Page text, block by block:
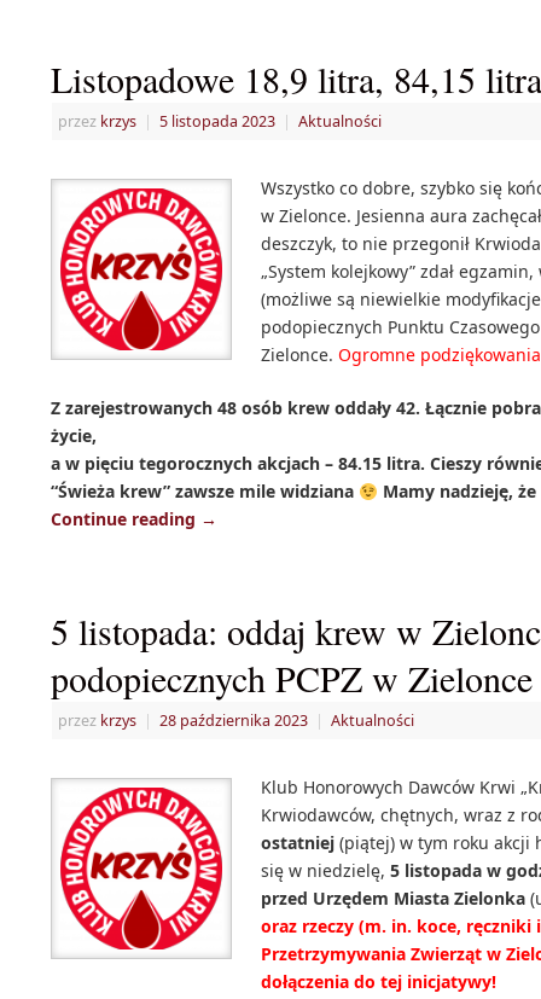
Listopadowe 18,9 litra, 84,15
przez krzys | 5 listopada 2023 | Aktualności
Wszystko co dobre, szybko się
w Zielonce. Jesienna aura
deszczyk, to nie przegonił
„System kolejkowy” zdał
(możliwe są niewielkie
podopiecznych Punktu
Zielonce. Ogromne
Z zarejestrowanych 48 osób krew oddały 42. Łącznie
życie,
a w pięciu tegorocznych akcjach – 84.15 litra. Cieszy
“Świeża krew” zawsze mile widziana
Mamy nadzieję,
Continue reading →
5 listopada: oddaj krew w
podopiecznych PCPZ w
przez krzys | 28 października 2023 | Aktualności
Klub Honorowych Dawców Krwi
Krwiodawców, chętnych, wraz z
ostatniej (piątej) w tym roku akcji
się w niedzielę, 5 listopada w
przed Urzędem Miasta Zielonka
oraz rzeczy (m. in. koce,
Przetrzymywania Zwierząt w
dołączenia do tej inicjatywy!